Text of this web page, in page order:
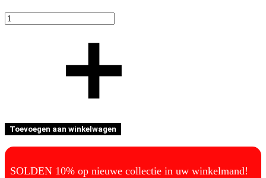
Toevoegen aan winkelwagen
SOLDEN 10% op nieuwe collectie in uw winkelmand!